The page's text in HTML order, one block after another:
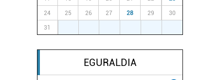
24 25 26 27 28 29 30
31
EGURALDIA